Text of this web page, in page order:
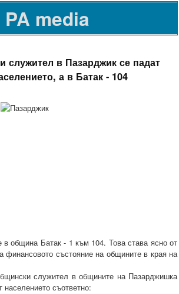
PA media
служител в Пазарджик се падат
а в Батак - 104
община Батак - 1 към 104. Това става ясно от
финансовото състояние на общините в края на
служител в общините на Пазарджишка
съответно: